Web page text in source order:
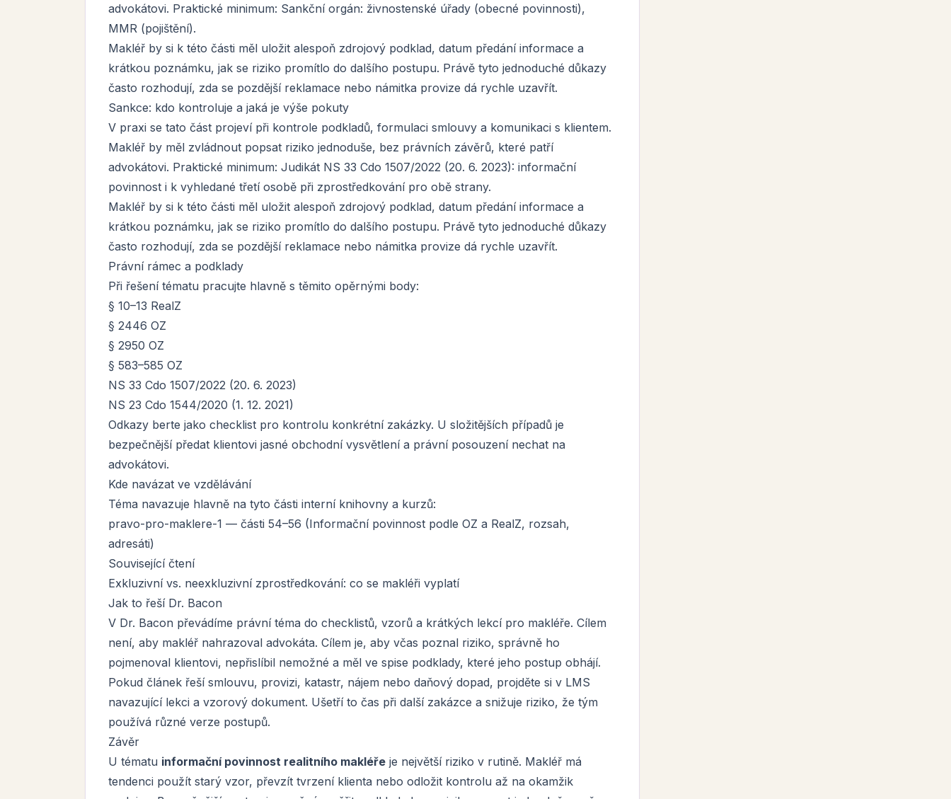
advokátovi. Praktické minimum: Sankční orgán: živnostenské úřady (obecné povinnosti),
MMR (pojištění).
Makléř by si k této části měl uložit alespoň zdrojový podklad, datum předání informace a
krátkou poznámku, jak se riziko promítlo do dalšího postupu. Právě tyto jednoduché důkazy
často rozhodují, zda se pozdější reklamace nebo námitka provize dá rychle uzavřít.
Sankce: kdo kontroluje a jaká je výše pokuty
V praxi se tato část projeví při kontrole podkladů, formulaci smlouvy a komunikaci s klientem.
Makléř by měl zvládnout popsat riziko jednoduše, bez právních závěrů, které patří
advokátovi. Praktické minimum: Judikát NS 33 Cdo 1507/2022 (20. 6. 2023): informační
povinnost i k vyhledané třetí osobě při zprostředkování pro obě strany.
Makléř by si k této části měl uložit alespoň zdrojový podklad, datum předání informace a
krátkou poznámku, jak se riziko promítlo do dalšího postupu. Právě tyto jednoduché důkazy
často rozhodují, zda se pozdější reklamace nebo námitka provize dá rychle uzavřít.
Právní rámec a podklady
Při řešení tématu pracujte hlavně s těmito opěrnými body:
§ 10–13 RealZ
§ 2446 OZ
§ 2950 OZ
§ 583–585 OZ
NS 33 Cdo 1507/2022 (20. 6. 2023)
NS 23 Cdo 1544/2020 (1. 12. 2021)
Odkazy berte jako checklist pro kontrolu konkrétní zakázky. U složitějších případů je
bezpečnější předat klientovi jasné obchodní vysvětlení a právní posouzení nechat na
advokátovi.
Kde navázat ve vzdělávání
Téma navazuje hlavně na tyto části interní knihovny a kurzů:
pravo-pro-maklere-1 — části 54–56 (Informační povinnost podle OZ a RealZ, rozsah,
adresáti)
Související čtení
Exkluzivní vs. neexkluzivní zprostředkování: co se makléři vyplatí
Jak to řeší Dr. Bacon
V Dr. Bacon převádíme právní téma do checklistů, vzorů a krátkých lekcí pro makléře. Cílem
není, aby makléř nahrazoval advokáta. Cílem je, aby včas poznal riziko, správně ho
pojmenoval klientovi, nepřislíbil nemožné a měl ve spise podklady, které jeho postup obhájí.
Pokud článek řeší smlouvu, provizi, katastr, nájem nebo daňový dopad, projděte si v LMS
navazující lekci a vzorový dokument. Ušetří to čas při další zakázce a snižuje riziko, že tým
používá různé verze postupů.
Závěr
U tématu informační povinnost realitního makléře je největší riziko v rutině. Makléř má
tendenci použít starý vzor, převzít tvrzení klienta nebo odložit kontrolu až na okamžik